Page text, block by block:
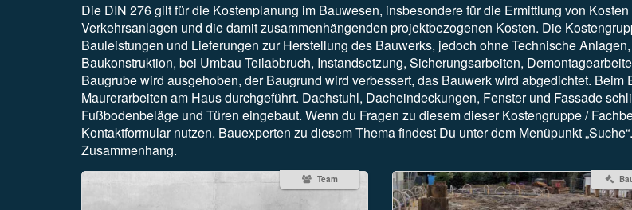
Die DIN 276 gilt für die Kostenplanung im Bauwesen, insbesondere für die Ermittlung von
Verkehrsanlagen und die damit zusammenhängenden projektbezogenen Kosten. Die
Bauleistungen und Lieferungen zur Herstellung des Bauwerks, jedoch ohne Technische
Baukonstruktion, bei Umbau Teilabbruch, Instandsetzung, Sicherungsarbeiten,
Baugrube wird ausgehoben, der Baugrund wird verbessert, das Bauwerk wird abgedichtet.
Maurerarbeiten am Haus durchgeführt. Dachstuhl, Dacheindeckungen, Fenster und Fassade
Fußbodenbeläge und Türen eingebaut. Wenn du Fragen zu diesem dieser Kostengruppe /
Kontaktformular nutzen. Bauexperten zu diesem Thema findest Du unter dem Menüpunkt
Zusammenhang.
Team